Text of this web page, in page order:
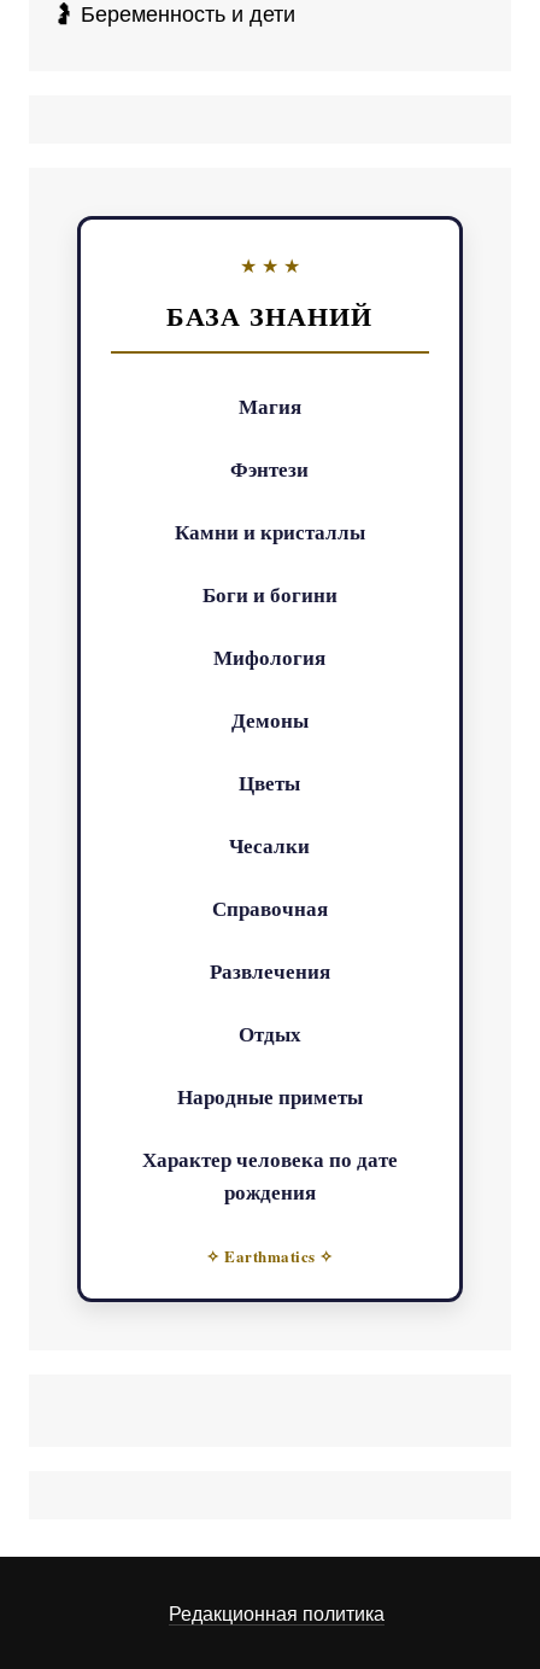
🤰 Беременность и дети
БАЗА ЗНАНИЙ
Магия
Фэнтези
Камни и кристаллы
Боги и богини
Мифология
Демоны
Цветы
Чесалки
Справочная
Развлечения
Отдых
Народные приметы
Характер человека по дате
рождения
✧ Earthmatics ✧
Редакционная политика